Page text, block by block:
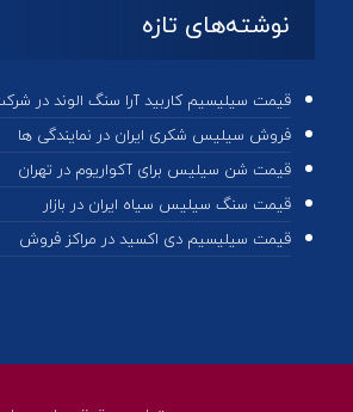
نوشته‌های تازه
قیمت سیلیسیم کاربید آرا سنگ الوند در
فروش سیلیس شکری ایران در نمایندگی ها
قیمت شن سیلیس برای آکواریوم در تهران
قیمت سنگ سیلیس سیاه ایران در بازار
قیمت سیلیسیم دی اکسید در مراکز فروش